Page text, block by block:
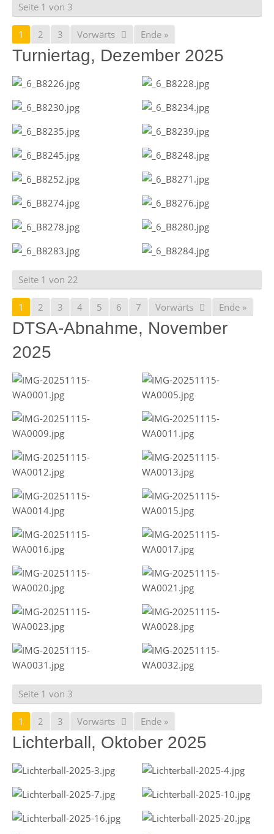
Seite 1 von 3
1 2 3 Vorwärts Ende »
Turniertag, Dezember 2025
Seite 1 von 22
1 2 3 4 5 6 7 Vorwärts Ende »
DTSA-Abnahme, November
2025
Seite 1 von 3
1 2 3 Vorwärts Ende »
Lichterball, Oktober 2025